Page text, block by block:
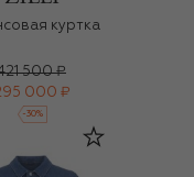
куртка
500 ₽
000 ₽
-30%